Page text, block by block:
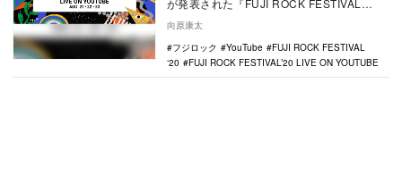
が発表された『FUJI ROCK FESTIVAL
向原康太
フジロック
YouTube
FUJI ROCK FESTIVAL
‘20
FUJI ROCK FESTIVAL’20 LIVE ON YOUTUBE